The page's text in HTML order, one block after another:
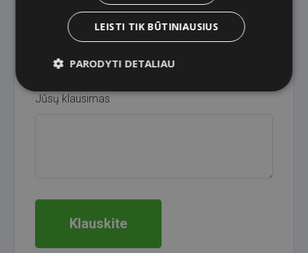
Jūsų klausimas
Klauskite
LEISTI TIK BŪTINIAUSIUS
PARODYTI DETALIAU